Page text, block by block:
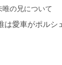
唯の兄について
は愛車がポルシ